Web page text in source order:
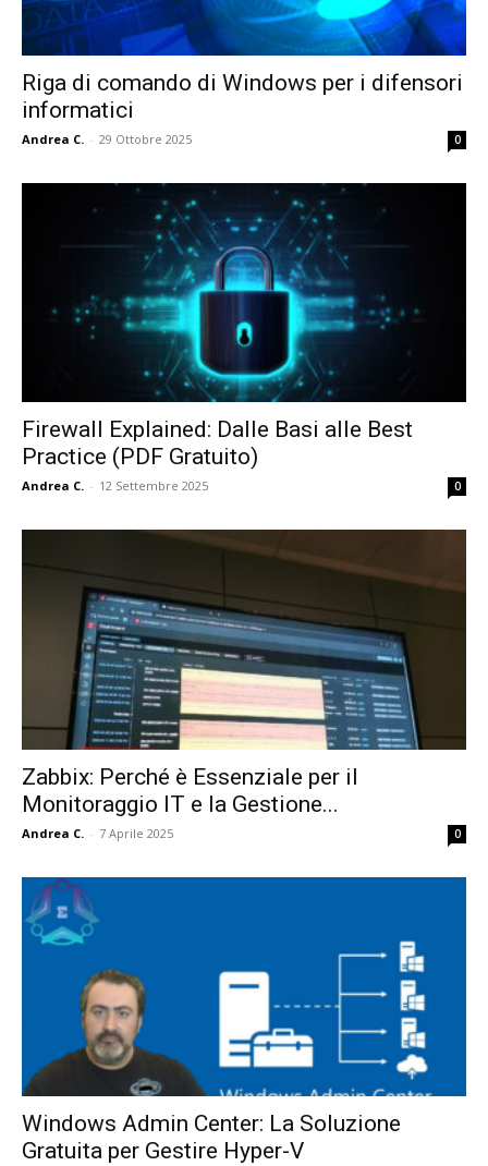
Riga di comando di Windows per i difensori
informatici
Andrea C. - 29 Ottobre 2025 0
Firewall Explained: Dalle Basi alle Best
Practice (PDF Gratuito)
Andrea C. - 12 Settembre 2025 0
Zabbix: Perché è Essenziale per il
Monitoraggio IT e la Gestione...
Andrea C. - 7 Aprile 2025 0
Windows Admin Center: La Soluzione
Gratuita per Gestire Hyper-V